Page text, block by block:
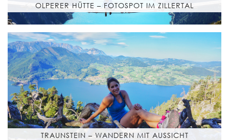
OLPERER HÜTTE – FOTOSPOT IM ZILLERTAL
TRAUNSTEIN – WANDERN MIT AUSSICHT